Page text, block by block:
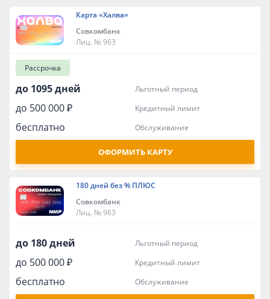
Карта «Халва»
Совкомбанк
Лиц. № 963
Рассрочка
до 1095 дней льготный период
до 500 000 ₽ кредитный лимит
бесплатно обслуживание
ОФОРМИТЬ КАРТУ
180 дней без % ПЛЮС
Совкомбанк
Лиц. № 963
до 180 дней льготный период
до 500 000 ₽ кредитный лимит
бесплатно обслуживание